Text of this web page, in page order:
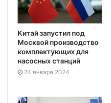
Китай запустил под
Москвой производство
комплектующих для
насосных станций
24 января 2024